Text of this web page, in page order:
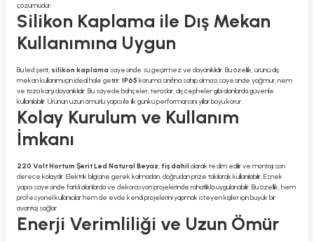
çözümüdür.
Silikon Kaplama ile Dış Mekan
Kullanımına Uygun
Bu led şerit, silikon kaplama sayesinde su geçirmez ve dayanıklıdır. Bu özellik, ürünü dış
mekan kullanımı için ideal hale getirir. IP65 koruma sınıfına sahip olması sayesinde yağmur, nem
ve toza karşı dayanıklıdır. Bu sayede bahçeler, teraslar, dış cepheler gibi alanlarda güvenle
kullanılabilir. Ürünün uzun ömürlü yapısı ile ilk günkü performansını yıllar boyu korur.
Kolay Kurulum ve Kullanım
İmkanı
220 Volt Hortum Şerit Led Natural Beyaz, fiş dahil olarak teslim edilir ve montajı son
derece kolaydır. Elektrik bilgisine gerek kalmadan, doğrudan prize takılarak kullanılabilir. Esnek
yapısı sayesinde farklı alanlarda ve dekorasyon projelerinde rahatlıkla uygulanabilir. Bu özellik, hem
profesyonel kullanıcılar hem de evde kendi projelerini yapmak isteyen kişiler için büyük bir
avantaj sağlar.
Enerji Verimliliği ve Uzun Ömür